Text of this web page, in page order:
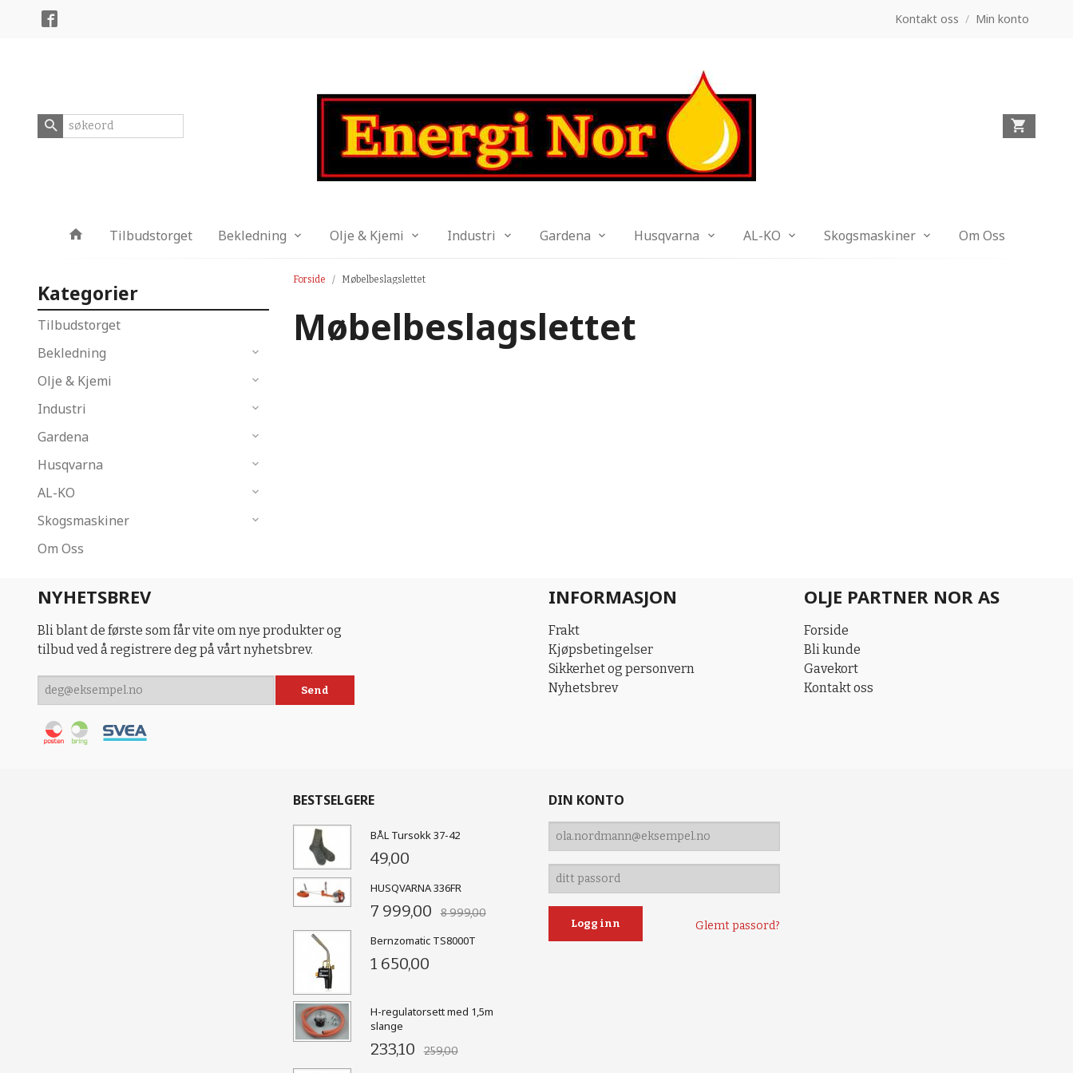
Kontakt oss / Min konto
ProdukterTilbudstorget Bekledning Olje & Kjemi Industri Gardena Husqvarna AL-KO Skogsmaskiner Om Oss
Kategorier
Tilbudstorget
Bekledning
Olje & Kjemi
Industri
Gardena
Husqvarna
AL-KO
Skogsmaskiner
Om Oss
Forside Møbelbeslagslettet
Møbelbeslagslettet
NYHETSBREV
Bli blant de første som får vite om nye produkter og
tilbud ved å registrere deg på vårt nyhetsbrev.
INFORMASJON
Frakt
Kjøpsbetingelser
Sikkerhet og personvern
Nyhetsbrev
OLJE PARTNER NOR AS
Forside
Bli kunde
Gavekort
Kontakt oss
BESTSELGERE
BÅL Tursokk 37-42
49,00
HUSQVARNA 336FR
7 999,00 8 999,00
Bernzomatic TS8000T
1 650,00
H-regulatorsett med 1,5m
slange
233,10 259,00
DIN KONTO
Glemt passord?